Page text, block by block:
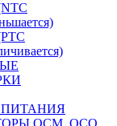
ПИТАНИЯ
ОСМ, ОСО